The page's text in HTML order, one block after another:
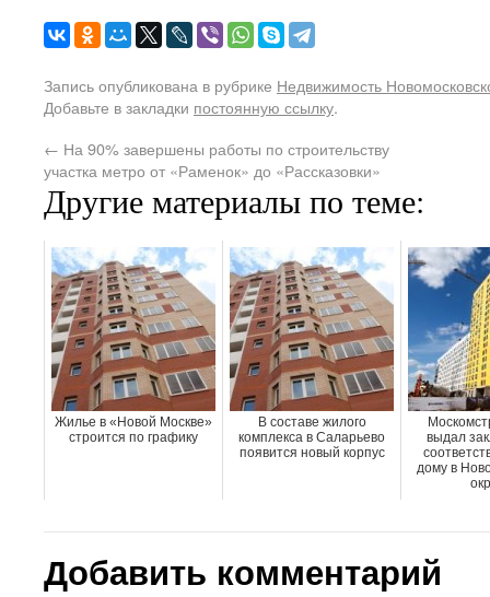
Запись опубликована в рубрике Недвижимость
Добавьте в закладки постоянную ссылку.
← На 90% завершены работы по строительству
участка метро от «Раменок» до «Рассказовки»
Другие материалы по теме:
Жилье в «Новой Москве»
строится по графику
В составе жилого
комплекса в Саларьево
появится новый корпус
выдал
дому в
Добавить комментарий